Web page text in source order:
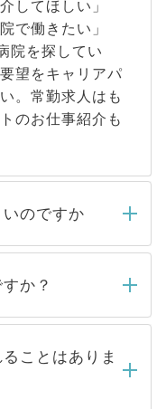
してほしい」
で働きたい」
院を探してい
望をキャリアパ
。常勤求人はも
のお仕事紹介も
のですか
弊社担当者がご
メールもしくは
にはご連絡をせて
くお待ちくださ
か？
っている求人の
からご覧いただ
。非公開求人は
には公開してい
ことはありま